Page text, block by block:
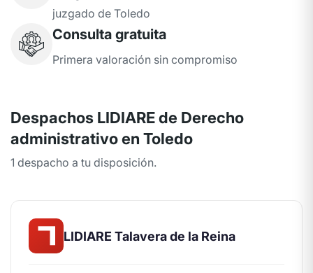
juzgado de Toledo
Consulta gratuita
Primera valoración sin compromiso
Despachos LIDIARE de Derecho
administrativo en Toledo
1 despacho a tu disposición.
LIDIARE Talavera de la Reina